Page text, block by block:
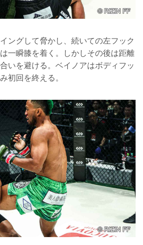
ングして脅かし、続いての左フック
一瞬膝を着く。しかしその後は距離
いを避ける。ベイノアはボディフッ
初回を終える。